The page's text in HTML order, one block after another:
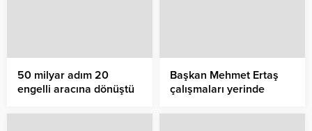
50 milyar adım 20
engelli aracına dönüştü
Başkan Mehmet Ertaş
çalışmaları yerinde